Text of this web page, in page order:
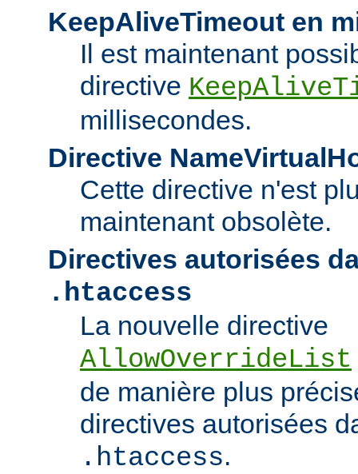
KeepAliveTimeout en
Il est maintenant
directive
millisecondes.
Directive
Cette directive n'est
maintenant obsolète.
Directives autorisées
.htaccess
La nouvelle directive
AllowOverrideList
de manière plus
directives autorisées
.htaccess.